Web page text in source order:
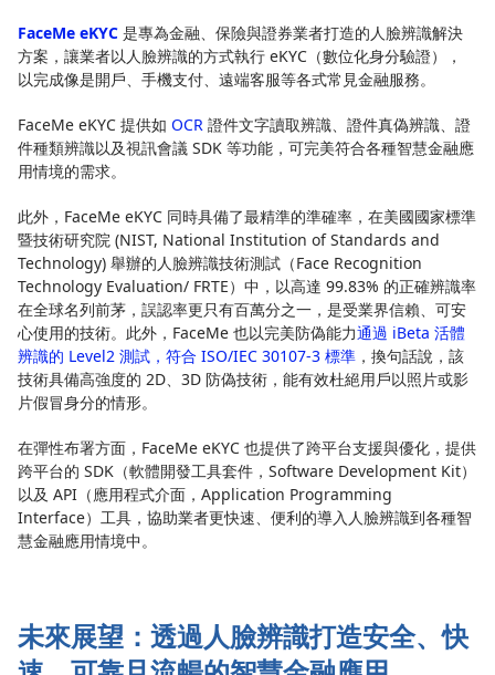
FaceMe eKYC 是專為金融、保險與證券業者打造的人臉辨識解決
方案，讓業者以人臉辨識的方式執行 eKYC（數位化身分驗證），
以完成像是開戶、手機支付、遠端客服等各式常見金融服務。
FaceMe eKYC 提供如OCR 證件文字讀取辨識、證件真偽辨識、證
件種類辨識以及視訊會議 SDK 等功能，可完美符合各種智慧金融應
用情境的需求。
此外，FaceMe eKYC 同時具備了最精準的準確率，在美國國家標準
暨技術研究院 (NIST, National Institution of Standards and
Technology) 舉辦的人臉辨識技術測試（Face Recognition
Technology Evaluation/ FRTE）中，以高達 99.83% 的正確辨識率
在全球名列前茅，誤認率更只有百萬分之一，是受業界信賴、可安
心使用的技術。此外，FaceMe 也以完美防偽能力通過 iBeta 活體
辨識的 Level2 測試，符合 ISO/IEC 30107-3 標準 ，換句話說，該
技術具備高強度的 2D、3D 防偽技術，能有效杜絕用戶以照片或影
片假冒身分的情形。
在彈性布署方面，FaceMe eKYC 也提供了跨平台支援與優化，提供
跨平台的 SDK（軟體開發工具套件，Software Development Kit）
以及 API（應用程式介面，Application Programming
Interface）工具，協助業者更快速、便利的導入人臉辨識到各種智
慧金融應用情境中。
未來展望：透過人臉辨識打造安全、快